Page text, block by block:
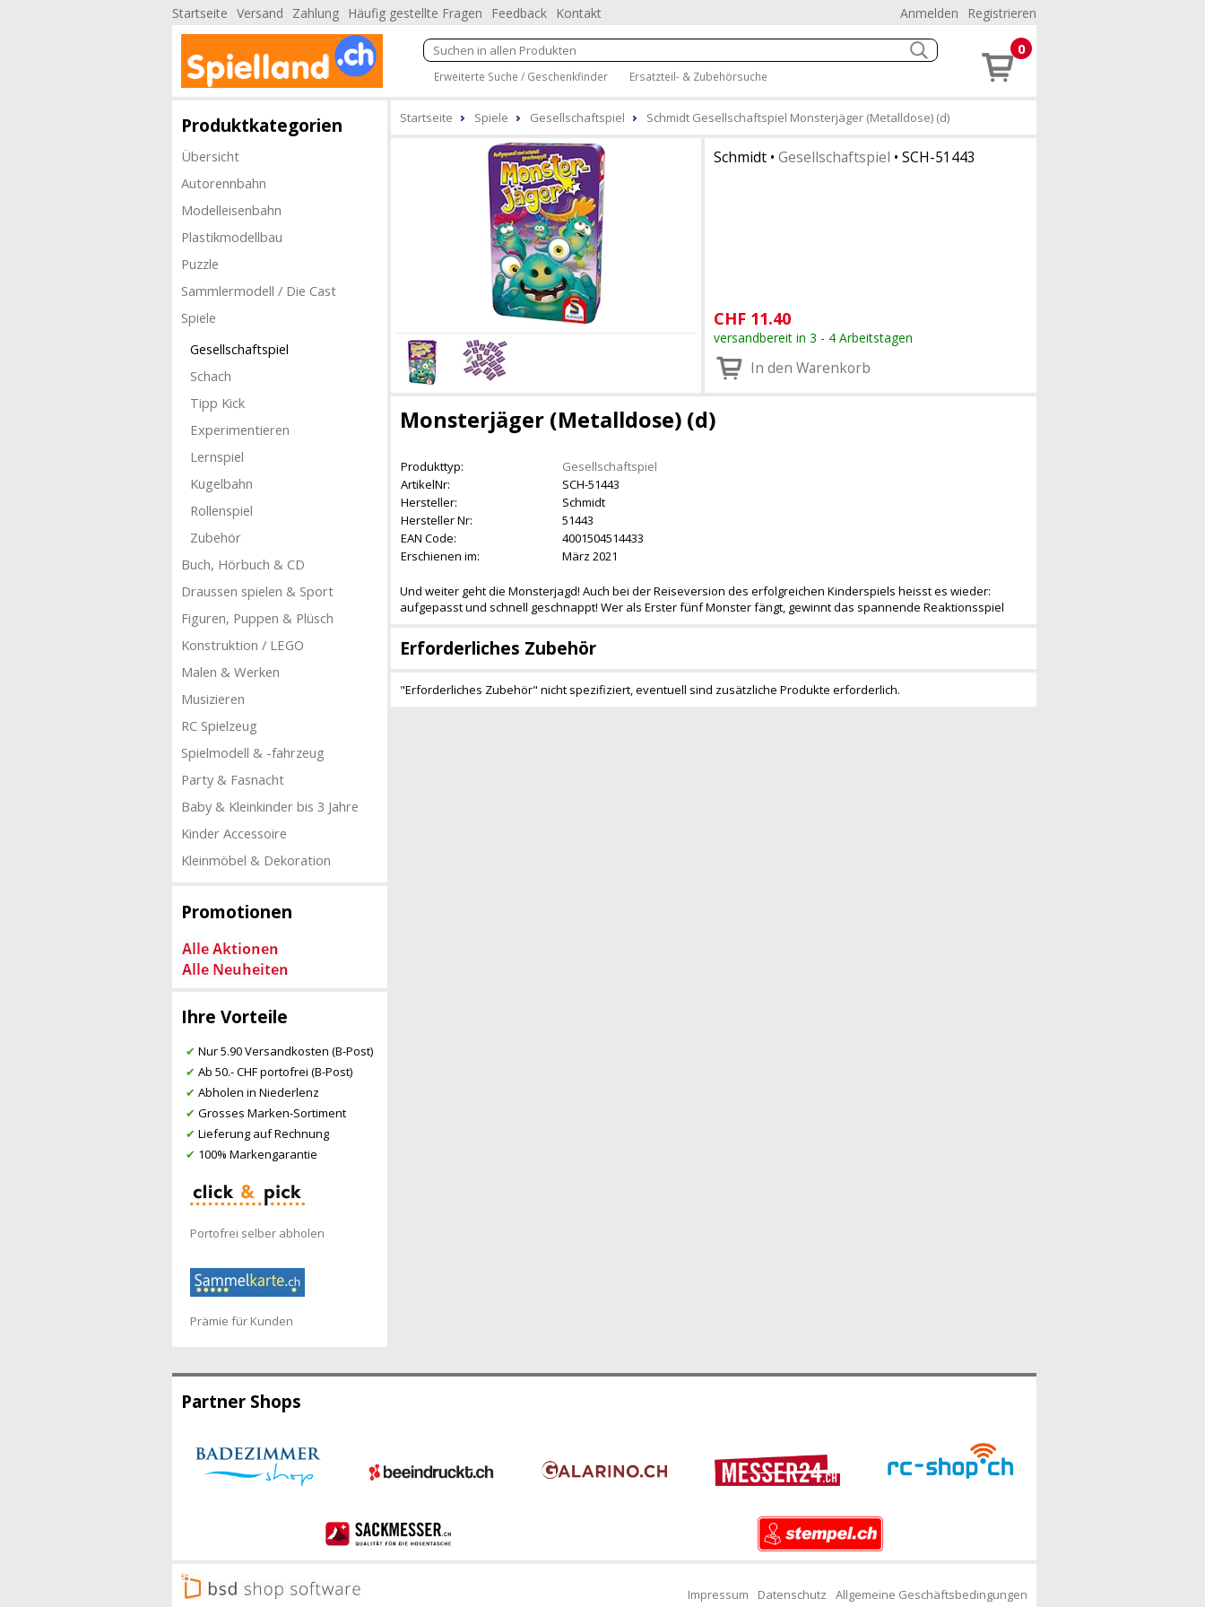
Startseite Versand Zahlung Häufig gestellte Fragen Feedback Kontakt Anmelden Registrieren
Erweiterte Suche / Geschenkfinder Ersatzteil- & Zubehörsuche
0
Produktkategorien
Übersicht
Autorennbahn
Modelleisenbahn
Plastikmodellbau
Puzzle
Sammlermodell / Die Cast
Spiele
Gesellschaftspiel
Schach
Tipp Kick
Experimentieren
Lernspiel
Kugelbahn
Rollenspiel
Zubehör
Buch, Hörbuch & CD
Draussen spielen & Sport
Figuren, Puppen & Plüsch
Konstruktion / LEGO
Malen & Werken
Musizieren
RC Spielzeug
Spielmodell & -fahrzeug
Party & Fasnacht
Baby & Kleinkinder bis 3 Jahre
Kinder Accessoire
Kleinmöbel & Dekoration
Promotionen
Ihre Vorteile
✔ Nur 5.90 Versandkosten (B-Post)
✔ Ab 50.- CHF portofrei (B-Post)
✔ Abholen in Niederlenz
✔ Grosses Marken-Sortiment
✔ Lieferung auf Rechnung
✔ 100% Markengarantie
Portofrei selber abholen
Prämie für Kunden
Startseite Spiele Gesellschaftspiel Schmidt Gesellschaftspiel Monsterjäger (Metalldose) (d)
Schmidt• Gesellschaftspiel • SCH-51443
CHF 11.40
versandbereit in 3 - 4 Arbeitstagen
In den Warenkorb
Monsterjäger (Metalldose) (d)
Produkttyp:
Gesellschaftspiel
ArtikelNr:
SCH-51443
Hersteller:
Schmidt
Hersteller Nr:
51443
EAN Code:
4001504514433
Erschienen im:
März 2021
Und weiter geht die Monsterjagd! Auch bei der Reiseversion des erfolgreichen Kinderspiels heisst es wieder:
aufgepasst und schnell geschnappt! Wer als Erster fünf Monster fängt, gewinnt das spannende Reaktionsspiel
Erforderliches Zubehör
"Erforderliches Zubehör" nicht spezifiziert, eventuell sind zusätzliche Produkte erforderlich.
Partner Shops
Impressum Datenschutz Allgemeine Geschäftsbedingungen